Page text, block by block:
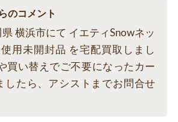
のコメント
横浜市にて イエティSnowネッ
使用未開封品 を宅配買取しまし
買い替えでご不要になったカー
したら、アシストまでお問合せ